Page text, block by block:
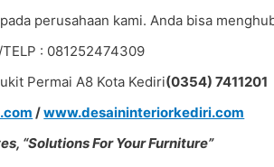
perusahaan kami. Anda bisa
TELP : 081252474309
Permai A8 Kota Kediri(0354) 7411201
/www.desaininteriorkediri.com
“Solutions For Your Furniture”